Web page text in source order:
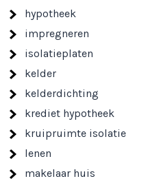
hypotheek
impregneren
isolatieplaten
kelder
kelderdichting
krediet hypotheek
kruipruimte isolatie
lenen
makelaar huis